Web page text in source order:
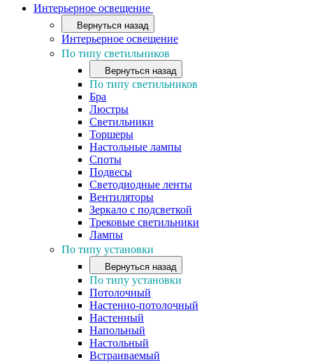
Интерьерное освещение
Вернуться назад
Интерьерное освещение
По типу светильников
Вернуться назад
По типу светильников
Бра
Люстры
Светильники
Торшеры
Настольные лампы
Споты
Подвесы
Светодиодные ленты
Вентиляторы
Зеркало с подсветкой
Трековые светильники
Лампы
По типу установки
Вернуться назад
По типу установки
Потолочный
Настенно-потолочный
Настенный
Напольный
Настольный
Встраиваемый